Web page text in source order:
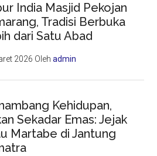
India Masjid Pekojan
Tradisi Berbuka
dari Satu Abad
2026 Olehadmin
Kehidupan,
Sekadar Emas: Jejak
Martabe di Jantung